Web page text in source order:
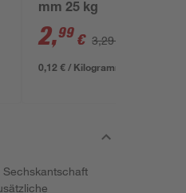
mm 25 kg
2,99 € 3,29 €
0,12 € / Kilogramm
Sechskantschaft